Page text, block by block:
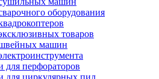
оборудования
товаров
швейных машин
для перфораторов
для циркулярных пил